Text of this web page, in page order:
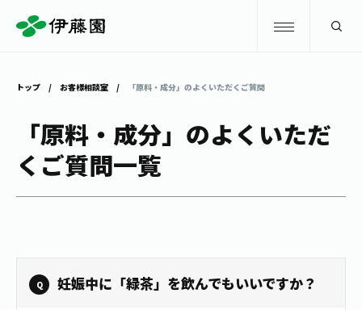
商品情報 トップ
お〜いお茶
健康ミネラルむぎ茶
キャンペーン
お茶を知る・楽しむ
お茶を楽しむ
体験・イベント
トップ お客様相談室 「原料・成分」のよくいただくご質問
「原料・成分」のよくいただ
くご質問一覧
妊娠中に「緑茶」を飲んでもいいですか？